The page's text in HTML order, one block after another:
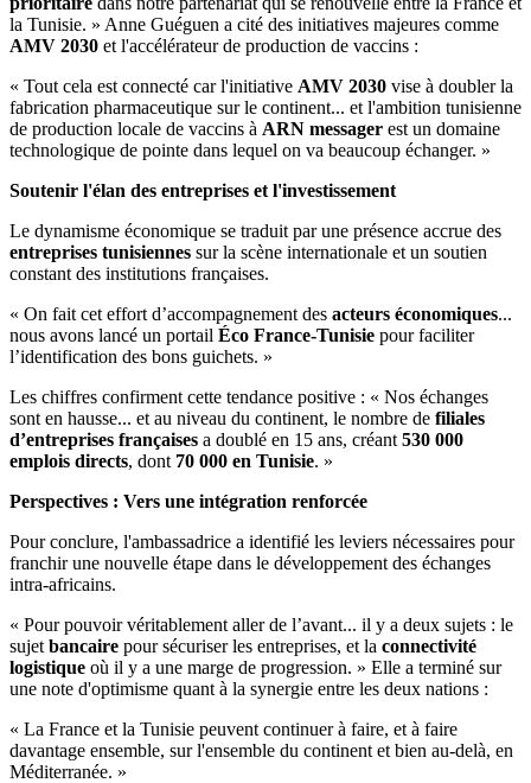
la Tunisie. » Anne Guéguen a cité des initiatives majeures comme
AMV 2030 et l'accélérateur de production de vaccins :
« Tout cela est connecté car l'initiative AMV 2030 vise à doubler la
fabrication pharmaceutique sur le continent... et l'ambition tunisienne
de production locale de vaccins à ARN messager est un domaine
technologique de pointe dans lequel on va beaucoup échanger. »
Soutenir l'élan des entreprises et l'investissement
Le dynamisme économique se traduit par une présence accrue des
entreprises tunisiennes sur la scène internationale et un soutien
constant des institutions françaises.
« On fait cet effort d’accompagnement des acteurs économiques...
nous avons lancé un portail Éco France-Tunisie pour faciliter
l’identification des bons guichets. »
Les chiffres confirment cette tendance positive : « Nos échanges
sont en hausse... et au niveau du continent, le nombre de filiales
d’entreprises françaises a doublé en 15 ans, créant 530 000
emplois directs, dont 70 000 en Tunisie. »
Perspectives : Vers une intégration renforcée
Pour conclure, l'ambassadrice a identifié les leviers nécessaires pour
franchir une nouvelle étape dans le développement des échanges
intra-africains.
« Pour pouvoir véritablement aller de l’avant... il y a deux sujets : le
sujet bancaire pour sécuriser les entreprises, et la connectivité
logistique où il y a une marge de progression. » Elle a terminé sur
une note d'optimisme quant à la synergie entre les deux nations :
« La France et la Tunisie peuvent continuer à faire, et à faire
davantage ensemble, sur l'ensemble du continent et bien au-delà, en
Méditerranée. »